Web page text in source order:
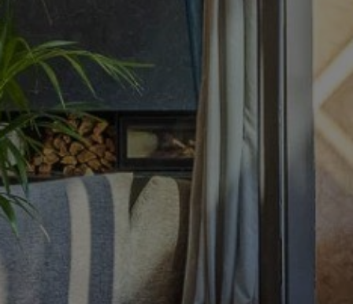
Acheter Villa 12 pièces 650 m² Marrakech